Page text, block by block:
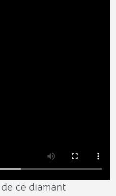
ce diamant